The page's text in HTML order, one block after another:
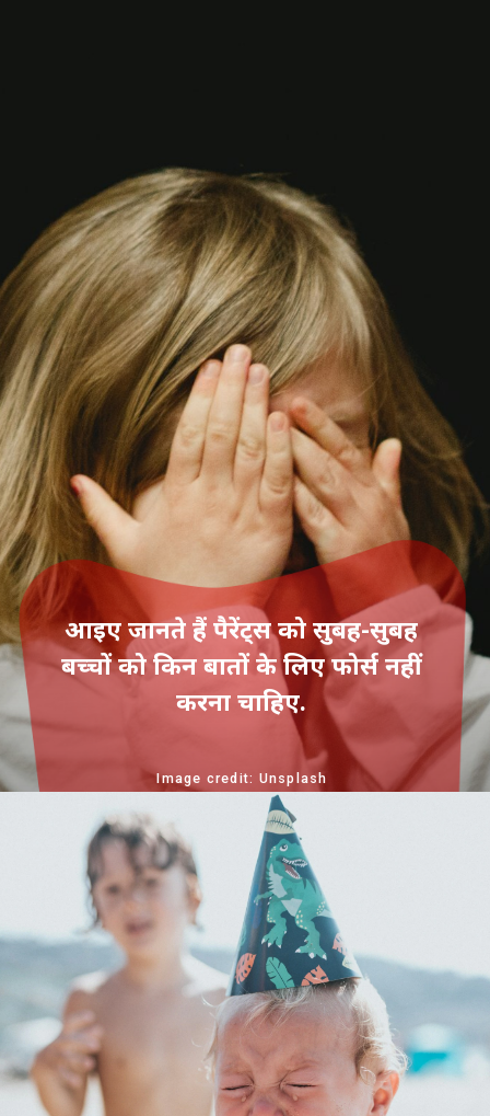
आइए जानते हैं पैरेंट्स को सुबह-सुबह
बच्चों को किन बातों के लिए फोर्स नहीं
करना चाहिए.
Image credit: Unsplash